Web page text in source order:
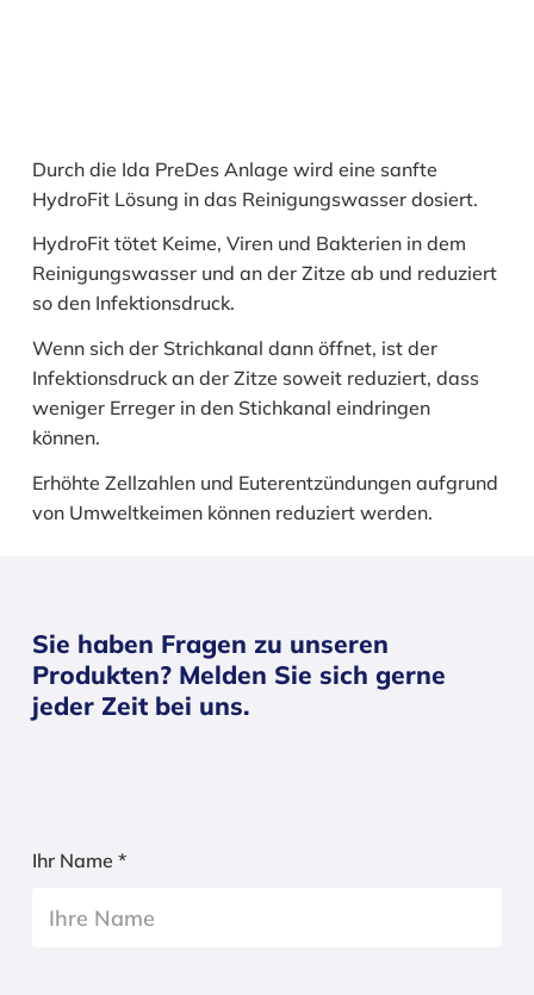
Durch die Ida PreDes Anlage wird eine sanfte
HydroFit Lösung in das Reinigungswasser dosiert.
HydroFit tötet Keime, Viren und Bakterien in dem
Reinigungswasser und an der Zitze ab und reduziert
so den Infektionsdruck.
Wenn sich der Strichkanal dann öffnet, ist der
Infektionsdruck an der Zitze soweit reduziert, dass
weniger Erreger in den Stichkanal eindringen
können.
Erhöhte Zellzahlen und Euterentzündungen aufgrund
von Umweltkeimen können reduziert werden.
Sie haben Fragen zu unseren
Produkten? Melden Sie sich gerne
jeder Zeit bei uns.
Ihr Name *